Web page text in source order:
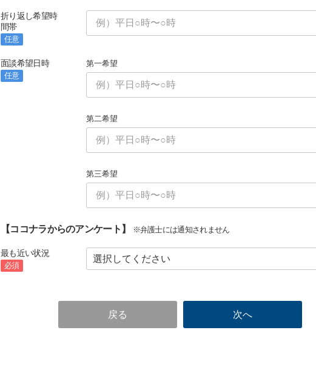
折り返し希望時
間帯
任意
面談希望日時
任意
第一希望
第二希望
第三希望
【ココナラからのアンケート】 ※弁護士には通知されません
最も近い状況
必須